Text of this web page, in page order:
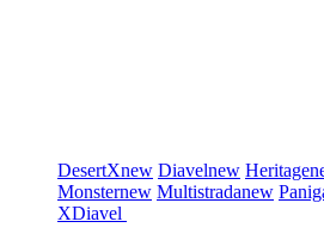
DesertXnew Diavelnew Heritage
Monsternew Multistradanew
XDiavel